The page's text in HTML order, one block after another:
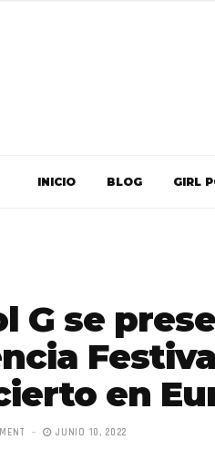
INICIO BLOG GIRL
G se
en
JUNIO 10, 2022